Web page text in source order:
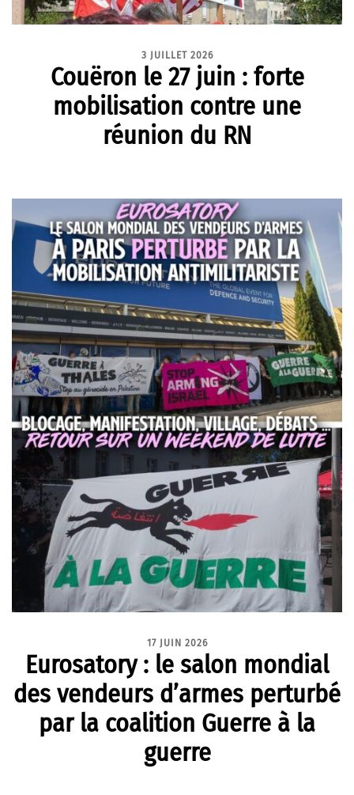
3 JUILLET 2026
Couëron le 27 juin : forte
mobilisation contre une
réunion du RN
17 JUIN 2026
Eurosatory : le salon mondial
des vendeurs d’armes perturbé
par la coalition Guerre à la
guerre